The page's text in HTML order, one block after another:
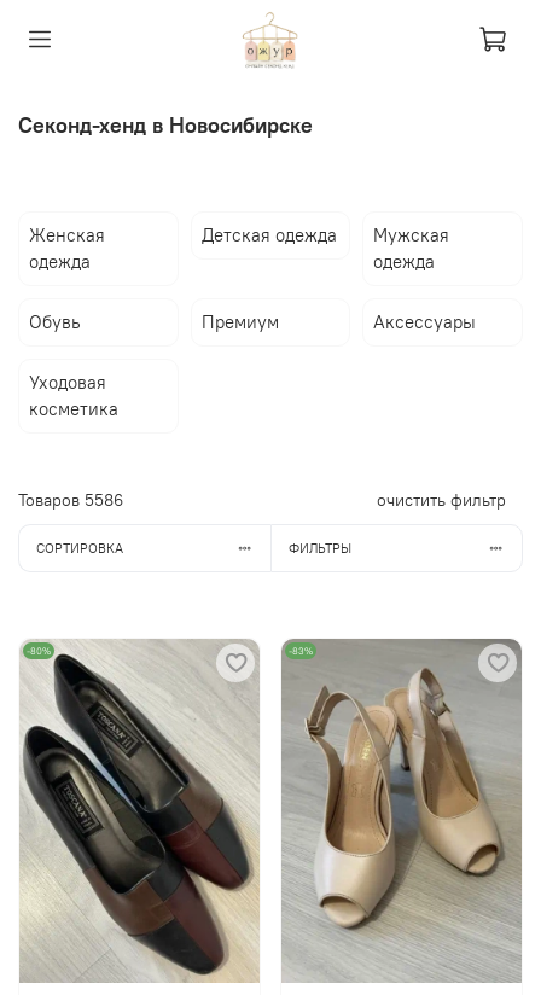
Секонд-хенд в Новосибирске
Женская
одежда
Детская одежда
Мужская
одежда
Обувь Премиум Аксессуары
Уходовая
косметика
Товаров 5586 очистить фильтр
СОРТИРОВКА ФИЛЬТРЫ
-80% -83%